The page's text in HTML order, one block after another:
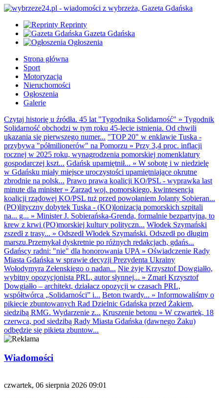
Reprinty
Gazeta Gdańska
Ogłoszenia
Strona główna
Sport
Motoryzacja
Nieruchomości
Ogłoszenia
Galerie
Czytaj historię u źródła. 45 lat "Tygodnika Solidarność" » Tygodnik
Solidarność obchodzi w tym roku 45-lecie istnienia. Od chwili
ukazania się pierwszego numer... "TOP 20" w enklawie Tuska -
przybywa "półmilionerów" na Pomorzu » Przy 3,4 proc. inflacji
rocznej w 2025 roku, wynagrodzenia pomorskiej nomenklatury
gospodarczej kszt... Gdańsk upamiętnił... » W sobotę i w niedzielę
w Gdańsku miały miejsce uroczystości upamiętniające okrutne
zbrodnie na polsk... Prawo prawa koalicji KO/PSL - wyprawka last
minute dla minister» Zarząd woj. pomorskiego, kwintesencja
koalicji rządowej KO/PSL tuż przed powołaniem Jolanty Sobieran...
(PO)lityczny dobytek Tuska - (KO)lonizacja pomorskich szpitali
na... g... » Minister J. Sobierańska-Grenda, formalnie bezpartyjna, to
krew z krwi (PO)morskiej kultury polityczn... Włodek Szymański
zszedł z trasy... » Odszedł Włodek Szymański. Odszedł po długim
marszu.Przemykał dyskretnie po różnych redakcjach, gdańs...
Gdańscy radni: "nie" dla honorowania UPA » Oświadczenie Rady
Miasta Gdańska w sprawie decyzji Prezydenta Ukrainy
Wołodymyra Zełenskiego o nadan... Nie żyje Krzysztof Dowgiałło,
wybitny opozycjonista PRL, autor słynnej... » Zmarł Krzysztof
Dowgiałło – architekt, działacz opozycji w czasach PRL,
współtwórca „Solidarności” i... Beton twardy... » Informowaliśmy o
pikiecie zbuntowanych Rad Dzielnic Gdańska przed Żakiem,
siedzibą RMG. Wydarzenie z... Kruszenie betonu » W czwartek, 18
czerwca, pod siedzibą Rady Miasta Gdańska (dawnego Żaku)
odbędzie się pikieta zbuntow...
Wiadomości
czwartek, 06 sierpnia 2026 09:01